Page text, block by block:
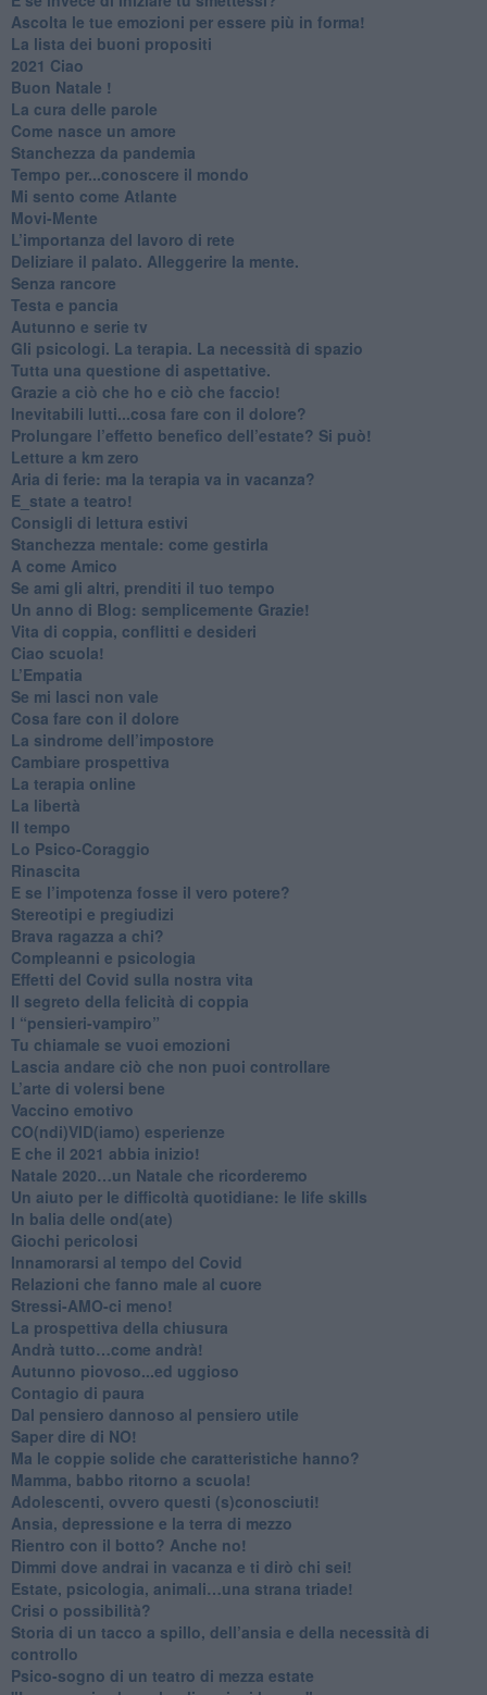
​Ascolta le tue emozioni per essere più in forma!
​La lista dei buoni propositi
2021 Ciao
Buon Natale !
​La cura delle parole
​Come nasce un amore
Stanchezza da pandemia
​Tempo per...conoscere il mondo
​Mi sento come Atlante
​Movi-Mente
​L’importanza del lavoro di rete
​Deliziare il palato. Alleggerire la mente.
​Senza rancore
​Testa e pancia
​Autunno e serie tv
​Gli psicologi. La terapia. La necessità di spazio
​Tutta una questione di aspettative.
​Grazie a ciò che ho e ciò che faccio!
​Inevitabili lutti...cosa fare con il dolore?
Prolungare l’effetto benefico dell’estate? Si può!
​Letture a km zero
​Aria di ferie: ma la terapia va in vacanza?
​E_state a teatro!
​Consigli di lettura estivi
​Stanchezza mentale: come gestirla
​A come Amico
​Se ami gli altri, prenditi il tuo tempo
​Un anno di Blog: semplicemente Grazie!
​Vita di coppia, conflitti e desideri
​Ciao scuola!
​L’Empatia
​Se mi lasci non vale
Cosa fare con il dolore
​La sindrome dell’impostore
​Cambiare prospettiva
La terapia online
La libertà
​Il tempo
​Lo Psico-Coraggio
Rinascita
​E se l’impotenza fosse il vero potere?
Stereotipi e pregiudizi
​Brava ragazza a chi?
​Compleanni e psicologia
Effetti del Covid sulla nostra vita
Il segreto della felicità di coppia
​I “pensieri-vampiro”
​Tu chiamale se vuoi emozioni
​Lascia andare ciò che non puoi controllare
L’arte di volersi bene
​Vaccino emotivo
CO(ndi)VID(iamo) esperienze
​E che il 2021 abbia inizio!
​Natale 2020…un Natale che ricorderemo
Un aiuto per le difficoltà quotidiane: le life skills
​In balia delle ond(ate)
Giochi pericolosi
Innamorarsi al tempo del Covid
​Relazioni che fanno male al cuore
​Stressi-AMO-ci meno!
​La prospettiva della chiusura
​Andrà tutto…come andrà!
Autunno piovoso...ed uggioso
​Contagio di paura
​Dal pensiero dannoso al pensiero utile
​Saper dire di NO!
​Ma le coppie solide che caratteristiche hanno?
​Mamma, babbo ritorno a scuola!
Adolescenti, ovvero questi (s)conosciuti!
Ansia, depressione e la terra di mezzo
​Rientro con il botto? Anche no!
Dimmi dove andrai in vacanza e ti dirò chi sei!
​Estate, psicologia, animali…una strana triade!
​Crisi o possibilità?
​Storia di un tacco a spillo, dell’ansia e della necessità di
controllo
​Psico-sogno di un teatro di mezza estate